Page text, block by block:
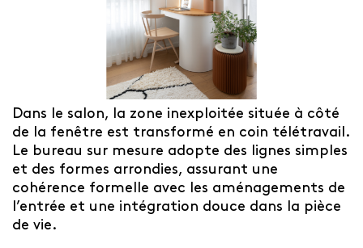
Dans le salon, la zone inexploitée située à côté
de la fenêtre est transformé en coin télétravail.
Le bureau sur mesure adopte des lignes simples
et des formes arrondies, assurant une
cohérence formelle avec les aménagements de
l’entrée et une intégration douce dans la pièce
de vie.